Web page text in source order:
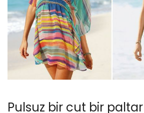
Pulsuz bir cut bir